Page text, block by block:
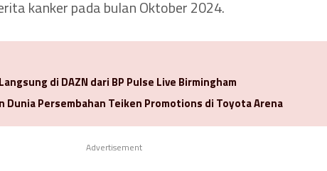
kanker pada bulan Oktober 2024.
di DAZN dari BP Pulse Live Birmingham
Dunia Persembahan Teiken Promotions di Toyota Arena
Advertisement